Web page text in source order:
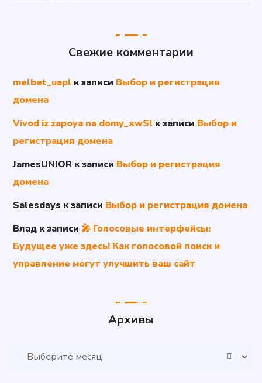
Свежие комментарии
melbet_uapl к записи Выбор и регистрация
домена
Vivod iz zapoya na domy_xwSl к записи Выбор и
регистрация домена
JamesUNIOR к записи Выбор и регистрация
домена
Salesdays к записи Выбор и регистрация домена
Влад к записи 🎤 Голосовые интерфейсы:
Будущее уже здесь! Как голосовой поиск и
управление могут улучшить ваш сайт
Архивы
Архивы